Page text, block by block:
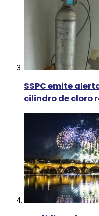
SSPC emite
cilindro de cloro